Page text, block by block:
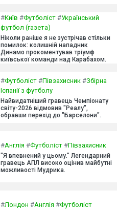
#Київ #Футболіст #Український
футбол (газета)
Ніколи раніше я не зустрічав стільки
помилок: колишній нападник
Динамо прокоментував тріумф
київської команди над Карабахом.
#Футболіст #Півзахисник #Збірна
Іспанії з футболу
Найвидатніший гравець Чемпіонату
світу-2026 відмовив "Реалу",
обравши перехід до "Барселони".
#Англія #Футболіст #Півзахисник
"Я впевнений у цьому." Легендарний
гравець АПЛ високо оцінив майбутні
можливості Мудрика.
#Лондон #Англія #Футболіст